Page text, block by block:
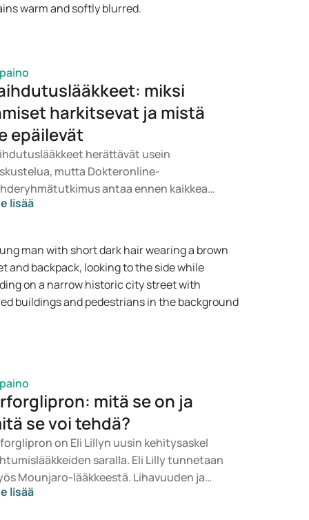
miksi
harkitsevat ja mistä
epäilevät
herättävät usein
mutta Dokteronline-
antaa ennen kaikkea
kuvan. Ihmiset eivät halua vain
Samalla he haluavat tietää,
lääkkeet turvallisia, sopivia ja
lisää
mitä se on ja
se voi tehdä?
on Eli Lillyn uusin kehitysaskel
saralla. Eli Lilly tunnetaan
Mounjaro-lääkkeestä. Lihavuuden ja
hoitoon on viime vuosina tehty
lisää